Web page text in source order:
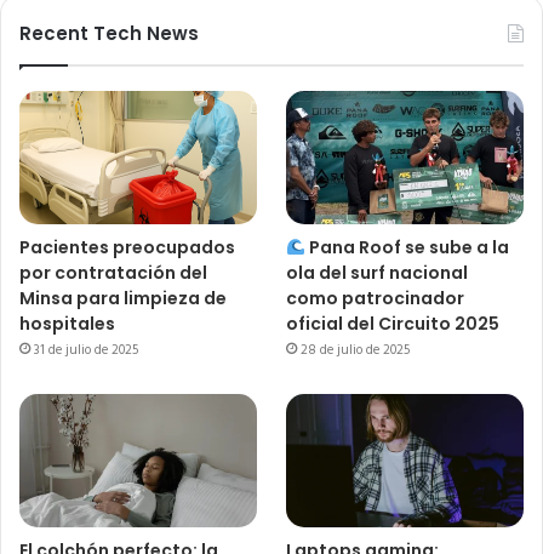
Recent Tech News
Pacientes preocupados
por contratación del
Minsa para limpieza de
hospitales
31 de julio de 2025
Pana Roof se sube a la
ola del surf nacional
como patrocinador
oficial del Circuito 2025
28 de julio de 2025